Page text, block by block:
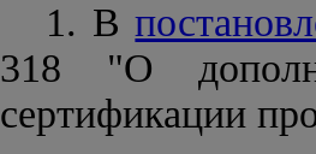
1. В
318 "О
сертификации